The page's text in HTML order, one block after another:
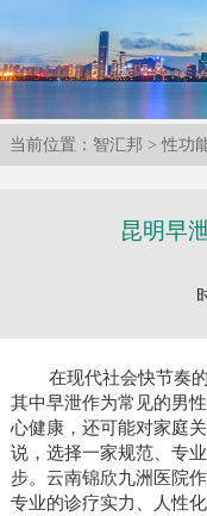
当前位置： 智汇邦 >性功
昆明早
在现代社会快节奏
其中早泄作为常见的男
心健康，还可能对家庭
说，选择一家规范、专
步。云南锦欣九洲医院
专业的诊疗实力、人性